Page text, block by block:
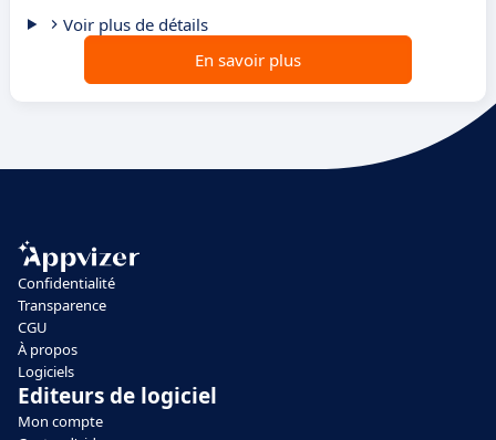
Voir plus de détails
En savoir plus
Confidentialité
Transparence
CGU
À propos
Logiciels
Editeurs de logiciel
Mon compte